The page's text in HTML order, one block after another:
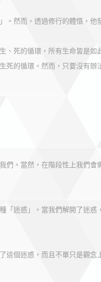
然而，透過修行的體悟，
、死的循環，所有生命皆是如
死的循環。然而，只要沒有
。當然，在階段性上我們
迷惑」。當我們解開了迷惑
個迷惑，而且不單只是觀